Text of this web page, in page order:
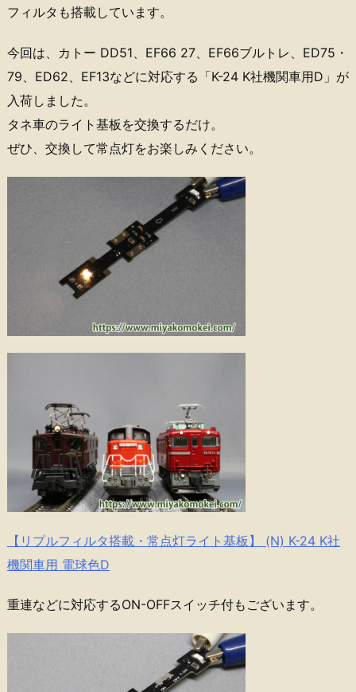
フィルタも搭載しています。
今回は、カトー DD51、EF66 27、EF66ブルトレ、ED75・
79、ED62、EF13などに対応する「K-24 K社機関車用D」が
入荷しました。
タネ車のライト基板を交換するだけ。
ぜひ、交換して常点灯をお楽しみください。
【リプルフィルタ搭載・常点灯ライト基板】 (N) K-24 K社
機関車用 電球色D
重連などに対応するON-OFFスイッチ付もございます。